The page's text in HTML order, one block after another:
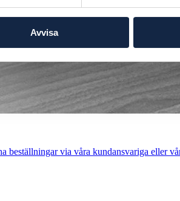
Avvisa
beställningar via våra kundansvariga eller